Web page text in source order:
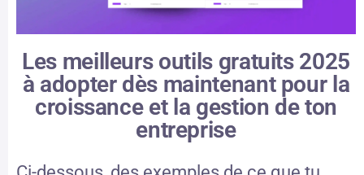
Les meilleurs outils gratuits 2025
à adopter dès maintenant pour la
croissance et la gestion de ton
entreprise